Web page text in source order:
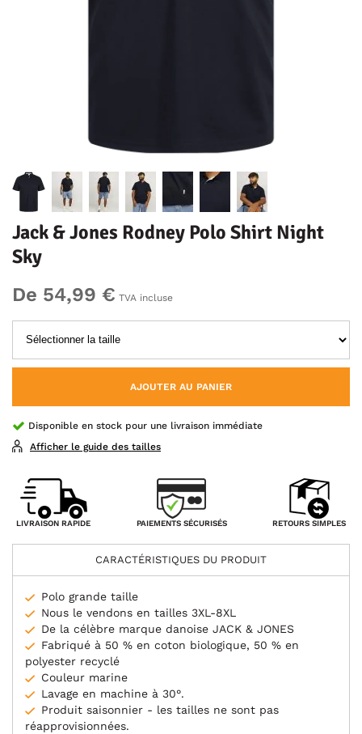
Jack & Jones Rodney Polo Shirt Night
Sky
De 54,99 € TVA incluse
AJOUTER AU PANIER
Disponible en stock pour une livraison immédiate
Afficher le guide des tailles
LIVRAISON RAPIDE PAIEMENTS SÉCURISÉS RETOURS SIMPLES
CARACTÉRISTIQUES DU PRODUIT
Polo grande taille
Nous le vendons en tailles 3XL-8XL
De la célèbre marque danoise JACK & JONES
Fabriqué à 50 % en coton biologique, 50 % en
polyester recyclé
Couleur marine
Lavage en machine à 30°.
Produit saisonnier - les tailles ne sont pas
réapprovisionnées.